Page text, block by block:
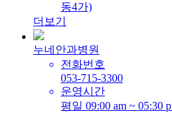
동4가)
더보기
누네안과병원
전화번호
053-715-3300
운영시간
평일 09:00 am ~ 05:30